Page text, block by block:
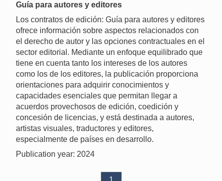
Guía para autores y editores
Los contratos de edición: Guía para autores y editores
ofrece información sobre aspectos relacionados con
el derecho de autor y las opciones contractuales en el
sector editorial. Mediante un enfoque equilibrado que
tiene en cuenta tanto los intereses de los autores
como los de los editores, la publicación proporciona
orientaciones para adquirir conocimientos y
capacidades esenciales que permitan llegar a
acuerdos provechosos de edición, coedición y
concesión de licencias, y está destinada a autores,
artistas visuales, traductores y editores,
especialmente de países en desarrollo.
Publication year: 2024